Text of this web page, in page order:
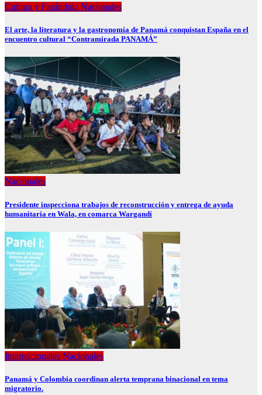
Cultura y Farándula Nacionales
El arte, la literatura y la gastronomía de Panamá conquistan España en el
encuentro cultural “Contramirada PANAMÁ”
Nacionales
Presidente inspecciona trabajos de reconstrucción y entrega de ayuda
humanitaria en Wala, en comarca Wargandí
Internacionales Nacionales
Panamá y Colombia coordinan alerta temprana binacional en tema
migratorio.